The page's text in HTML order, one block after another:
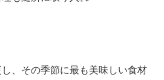
、その季節に最も美味しい食材